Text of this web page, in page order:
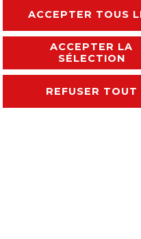
ACCEPTER TOUS
ACCEPTER LA
SÉLECTION
REFUSER TOUT